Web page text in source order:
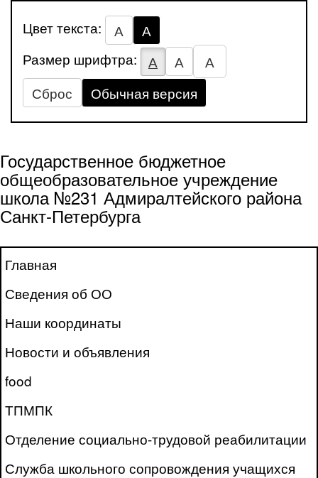
Цвет текста: А
А
Размер шрифтра:
А А
А
Сброс
Обычная версия
Государственное бюджетное
общеобразовательное учреждение
школа №231 Адмиралтейского района
Санкт-Петербурга
Главная
Сведения об ОО
Наши координаты
Новости и объявления
food
ТПМПК
Отделение социально-трудовой реабилитации
Служба школьного сопровождения учащихся